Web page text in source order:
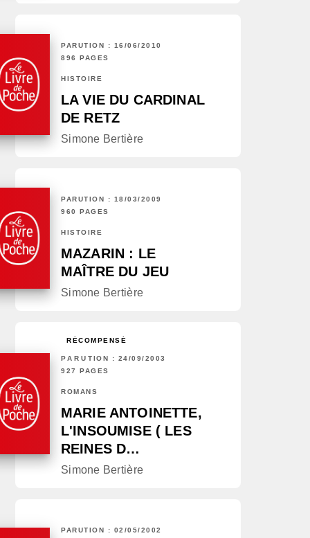
PARUTION : 16/06/2010
896 PAGES
HISTOIRE
LA VIE DU CARDINAL
DE RETZ
Simone Bertière
PARUTION : 18/03/2009
960 PAGES
HISTOIRE
MAZARIN : LE
MAÎTRE DU JEU
Simone Bertière
RÉCOMPENSÉ
PARUTION : 24/09/2003
927 PAGES
ROMANS
MARIE ANTOINETTE,
L'INSOUMISE ( LES
REINES D…
Simone Bertière
PARUTION : 02/05/2002